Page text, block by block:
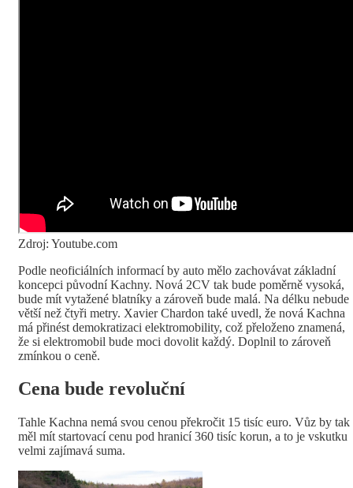
Zdroj: Youtube.com
Podle neoficiálních informací by auto mělo zachovávat základní
koncepci původní Kachny. Nová 2CV tak bude poměrně vysoká,
bude mít vytažené blatníky a zároveň bude malá. Na délku nebude
větší než čtyři metry. Xavier Chardon také uvedl, že nová Kachna
má přinést demokratizaci elektromobility, což přeloženo znamená,
že si elektromobil bude moci dovolit každý. Doplnil to zároveň
zmínkou o ceně.
Cena bude revoluční
Tahle Kachna nemá svou cenou překročit 15 tisíc euro. Vůz by tak
měl mít startovací cenu pod hranicí 360 tisíc korun, a to je vskutku
velmi zajímavá suma.